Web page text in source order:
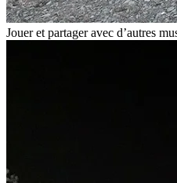
Jouer et partager avec d’autres